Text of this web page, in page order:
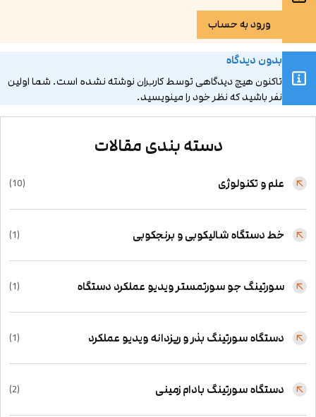
ورود به حساب
بدون دیدگاه
تاکنون هیچ دیدگاهی توسط کاربران نوشته نشده است. شما اولین
نفر باشید که نظر خود را مینویسید.
دسته بندی مقالات
علم و تکنولوژی (10)
خط دستگاه شالیکوبی و برنجکوبی (1)
سورتینگ جو سورتمستر ویدیو عملکرد دستگاه (1)
دستگاه سورتینگ بذر و ریزدانه ویدیو عملکرد (1)
دستگاه سورتینگ بادام زمینی (2)